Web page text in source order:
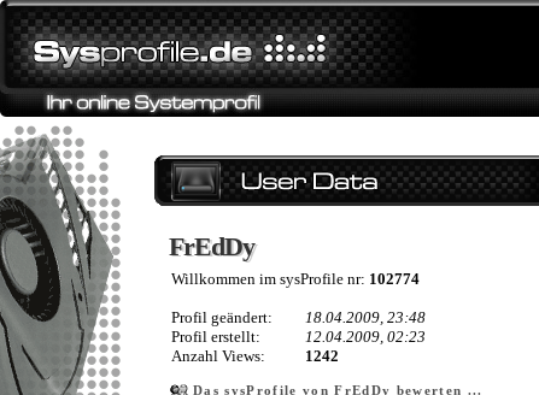
FrEdDy
FrEdDy
Willkommen im sysProfile nr: 102774
Profil geändert:
18.04.2009, 23:48
Profil erstellt:
12.04.2009, 02:23
Anzahl Views:
1242
Das sysProfile von FrEdDy bewerten ...